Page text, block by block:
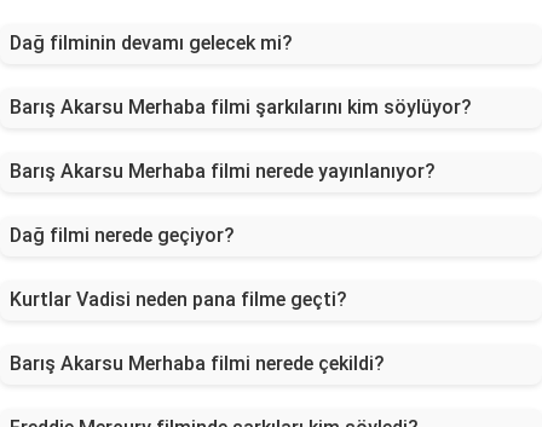
Dağ filminin devamı gelecek mi?
Barış Akarsu Merhaba filmi şarkılarını kim söylüyor?
Barış Akarsu Merhaba filmi nerede yayınlanıyor?
Dağ filmi nerede geçiyor?
Kurtlar Vadisi neden pana filme geçti?
Barış Akarsu Merhaba filmi nerede çekildi?